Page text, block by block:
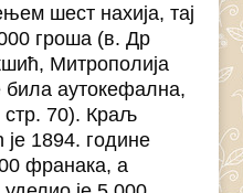
шест нахија, тај
гроша (в. Др
Митрополија
била аутокефална,
70). Краљ
1894. године
франака, а